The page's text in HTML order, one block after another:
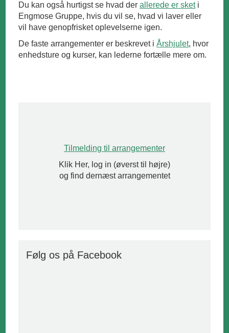
Du kan også hurtigst se hvad derallerede er sketi
Engmose Gruppe, hvis du vil se, hvad vi laver eller
vil have genopfrisket oplevelserne igen.
De faste arrangementer er beskrevet iÅrshjulet, hvor
enhedsture og kurser, kan lederne fortælle mere om.
Tilmelding til arrangementer
Klik Her, log in (øverst til højre)
og find dernæst arrangementet
Følg os på Facebook